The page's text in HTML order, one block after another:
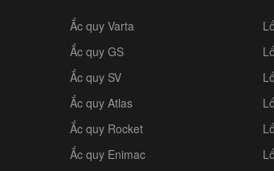
Ắc quy Varta
Ắc quy GS
Ắc quy SV
Ắc quy Atlas
Ắc quy Rocket
Ắc quy Enimac